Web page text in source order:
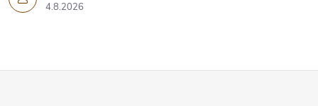
4.8.2026